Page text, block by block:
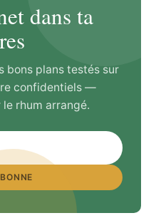
dans ta
bons plans testés sur
confidentiels —
rhum arrangé.